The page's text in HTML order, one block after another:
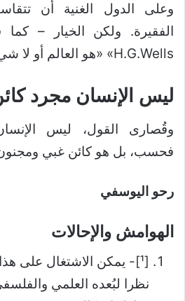
وعلى الدول الغنية أن
الفقيرة. ولكن الخيار –
H.G.Wells» «هو العالم أو لا شيء»
ليس الإنسان مجرد
وقُصارى القول، ليس
فحسب، بل هو كائن غبي
رحو اليوسفي
الهوامش والإحالات
[¹]- يمكن الاشتغال على
نظرا لبُعده العلمي